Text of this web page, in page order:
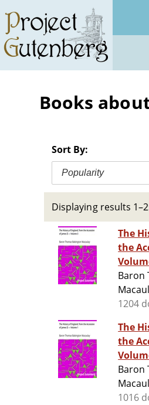
main
content
Books
Sort By:
Popularity
Displaying results
The
the
Baron
1204
The
the
Baron
1016